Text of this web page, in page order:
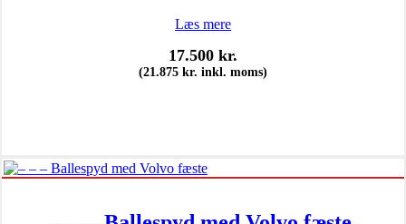
Læs mere
17.500 kr.
(21.875 kr. inkl. moms)